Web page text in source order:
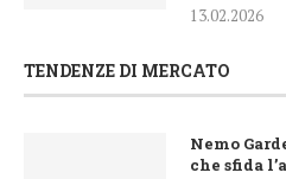
13.02.2026
TENDENZE DI MERCATO
Nemo
che sfida